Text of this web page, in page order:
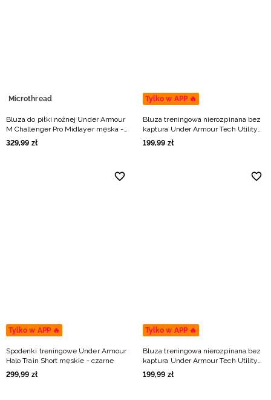
Microthread
Bluza do piłki nożnej Under Armour
M Challenger Pro Midlayer męska -
czarna
329,99 zł
Tylko w APP 🔥
Bluza treningowa nierozpinana bez
kaptura Under Armour Tech Utility
1/4 Zip męska - zielona
199,99 zł
Tylko w APP 🔥
Spodenki treningowe Under Armour
Halo Train Short męskie - czarne
299,99 zł
Tylko w APP 🔥
Bluza treningowa nierozpinana bez
kaptura Under Armour Tech Utility
1/4 Zip męska - granatowa
199,99 zł